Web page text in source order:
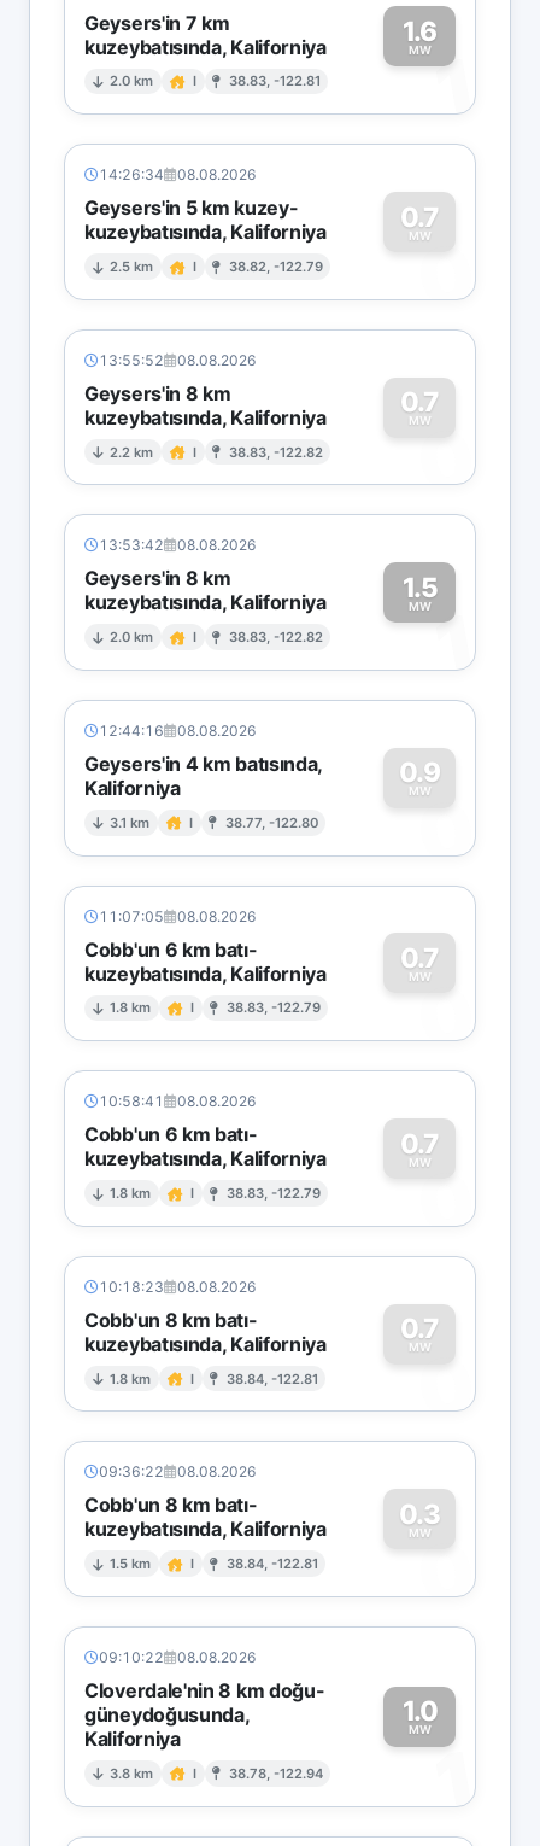
Geysers'in 7 km
kuzeybatısında, Kaliforniya
2.0 km I 38.83, -122.81
1.6
MW1
14:26:34 08.08.2026
Geysers'in 5 km kuzey-
kuzeybatısında, Kaliforniya
2.5 km I 38.82, -122.79
0.7
MW
0
13:55:52 08.08.2026
Geysers'in 8 km
kuzeybatısında, Kaliforniya
2.2 km I 38.83, -122.82
0.7
MW
0
13:53:42 08.08.2026
Geysers'in 8 km
kuzeybatısında, Kaliforniya
2.0 km I 38.83, -122.82
1.5
MW1
12:44:16 08.08.2026
Geysers'in 4 km batısında,
Kaliforniya
3.1 km I 38.77, -122.80
0.9
MW
0
11:07:05 08.08.2026
Cobb'un 6 km batı-
kuzeybatısında, Kaliforniya
1.8 km I 38.83, -122.79
0.7
MW
0
10:58:41 08.08.2026
Cobb'un 6 km batı-
kuzeybatısında, Kaliforniya
1.8 km I 38.83, -122.79
0.7
MW
0
10:18:23 08.08.2026
Cobb'un 8 km batı-
kuzeybatısında, Kaliforniya
1.8 km I 38.84, -122.81
0.7
MW
0
09:36:22 08.08.2026
Cobb'un 8 km batı-
kuzeybatısında, Kaliforniya
1.5 km I 38.84, -122.81
0.3
MW
0
09:10:22 08.08.2026
Cloverdale'nin 8 km doğu-
güneydoğusunda,
Kaliforniya
3.8 km I 38.78, -122.94
1.0
MW
1